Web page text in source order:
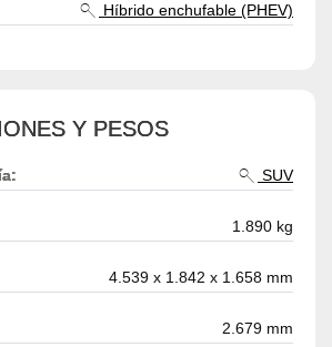
Híbrido enchufable (PHEV)
Y PESOS
SUV
1.890 kg
4.539 x 1.842 x 1.658 mm
2.679 mm